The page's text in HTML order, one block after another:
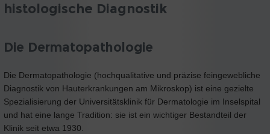
histologische Diagnostik
Die Dermatopathologie
Die Dermatopathologie (hochqualitative und präzise feingewebliche
Diagnostik von Hauterkrankungen am Mikroskop) ist eine gezielte
Spezialisierung der Universitätsklinik für Dermatologie im Inselspital
und hat eine lange Tradition: sie ist ein wichtiger Bestandteil der
Klinik seit etwa 1930.